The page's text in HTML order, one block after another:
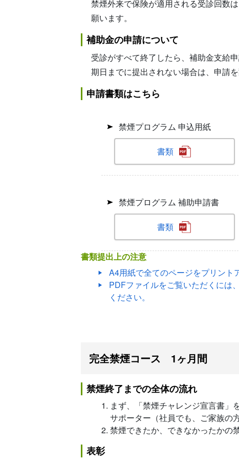
禁煙外来で保険が適用される受診回数
願います。
補助金の申請について
受診がすべて終了したら、補助金支給
期日までに提出されない場合は、申請
申請書類はこちら
禁煙プログラム 申込用紙
書類
禁煙プログラム 補助申請書
書類
書類提出上の注意
A4用紙で全てのページをプリント
PDFファイルをご覧いただくには
ください。
完全禁煙コース 1ヶ月間
禁煙終了までの全体の流れ
まず、「禁煙チャレンジ宣言書」
サポーター（社員でも、ご家族の
禁煙できたか、できなかったかの
表彰